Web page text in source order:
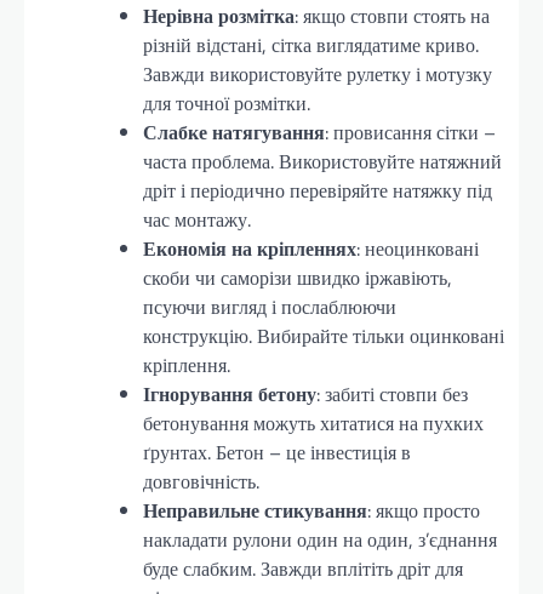
Нерівна розмітка: якщо стовпи стоять на
різній відстані, сітка виглядатиме криво.
Завжди використовуйте рулетку і мотузку
для точної розмітки.
Слабке натягування: провисання сітки –
часта проблема. Використовуйте натяжний
дріт і періодично перевіряйте натяжку під
час монтажу.
Економія на кріпленнях: неоцинковані
скоби чи саморізи швидко іржавіють,
псуючи вигляд і послаблюючи
конструкцію. Вибирайте тільки оцинковані
кріплення.
Ігнорування бетону: забиті стовпи без
бетонування можуть хитатися на пухких
ґрунтах. Бетон – це інвестиція в
довговічність.
Неправильне стикування: якщо просто
накладати рулони один на один, з’єднання
буде слабким. Завжди вплітіть дріт для